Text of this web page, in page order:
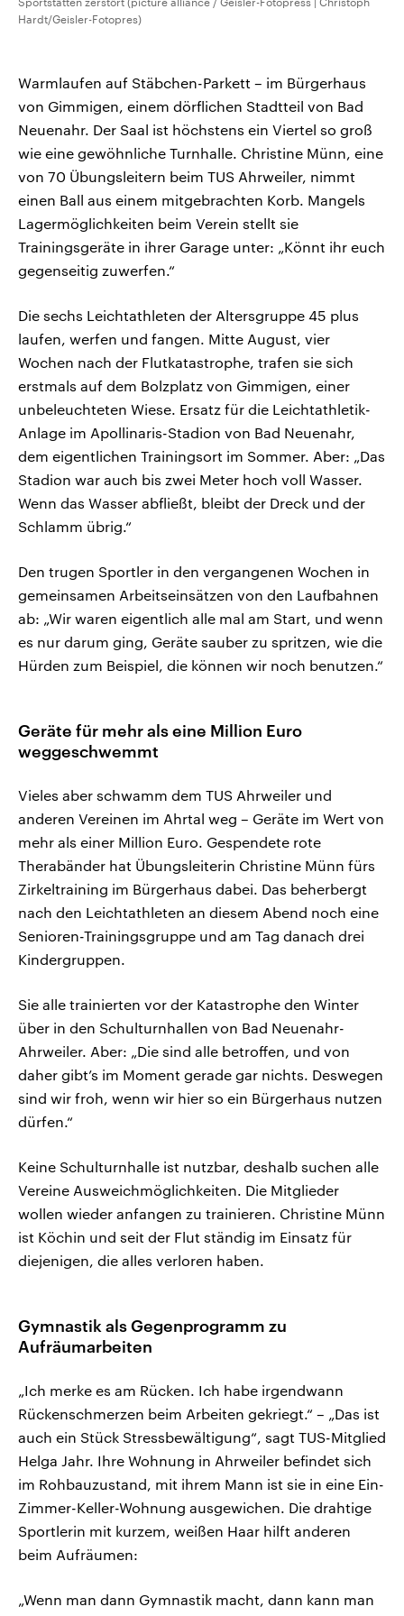
Hardt/Geisler-Fotopres)
Warmlaufen auf Stäbchen-Parkett – im Bürgerhaus
von Gimmigen, einem dörflichen Stadtteil von Bad
Neuenahr. Der Saal ist höchstens ein Viertel so groß
wie eine gewöhnliche Turnhalle. Christine Münn, eine
von 70 Übungsleitern beim TUS Ahrweiler, nimmt
einen Ball aus einem mitgebrachten Korb. Mangels
Lagermöglichkeiten beim Verein stellt sie
Trainingsgeräte in ihrer Garage unter: „Könnt ihr euch
gegenseitig zuwerfen.“
Die sechs Leichtathleten der Altersgruppe 45 plus
laufen, werfen und fangen. Mitte August, vier
Wochen nach der Flutkatastrophe, trafen sie sich
erstmals auf dem Bolzplatz von Gimmigen, einer
unbeleuchteten Wiese. Ersatz für die Leichtathletik-
Anlage im Apollinaris-Stadion von Bad Neuenahr,
dem eigentlichen Trainingsort im Sommer. Aber: „Das
Stadion war auch bis zwei Meter hoch voll Wasser.
Wenn das Wasser abfließt, bleibt der Dreck und der
Schlamm übrig.“
Den trugen Sportler in den vergangenen Wochen in
gemeinsamen Arbeitseinsätzen von den Laufbahnen
ab: „Wir waren eigentlich alle mal am Start, und wenn
es nur darum ging, Geräte sauber zu spritzen, wie die
Hürden zum Beispiel, die können wir noch benutzen.“
Geräte für mehr als eine Million Euro
weggeschwemmt
Vieles aber schwamm dem TUS Ahrweiler und
anderen Vereinen im Ahrtal weg – Geräte im Wert von
mehr als einer Million Euro. Gespendete rote
Therabänder hat Übungsleiterin Christine Münn fürs
Zirkeltraining im Bürgerhaus dabei. Das beherbergt
nach den Leichtathleten an diesem Abend noch eine
Senioren-Trainingsgruppe und am Tag danach drei
Kindergruppen.
Sie alle trainierten vor der Katastrophe den Winter
über in den Schulturnhallen von Bad Neuenahr-
Ahrweiler. Aber: „Die sind alle betroffen, und von
daher gibt’s im Moment gerade gar nichts. Deswegen
sind wir froh, wenn wir hier so ein Bürgerhaus nutzen
dürfen.“
Keine Schulturnhalle ist nutzbar, deshalb suchen alle
Vereine Ausweichmöglichkeiten. Die Mitglieder
wollen wieder anfangen zu trainieren. Christine Münn
ist Köchin und seit der Flut ständig im Einsatz für
diejenigen, die alles verloren haben.
Gymnastik als Gegenprogramm zu
Aufräumarbeiten
„Ich merke es am Rücken. Ich habe irgendwann
Rückenschmerzen beim Arbeiten gekriegt.“ – „Das ist
auch ein Stück Stressbewältigung“, sagt TUS-Mitglied
Helga Jahr. Ihre Wohnung in Ahrweiler befindet sich
im Rohbauzustand, mit ihrem Mann ist sie in eine Ein-
Zimmer-Keller-Wohnung ausgewichen. Die drahtige
Sportlerin mit kurzem, weißen Haar hilft anderen
beim Aufräumen:
„Wenn man dann Gymnastik macht, dann kann man